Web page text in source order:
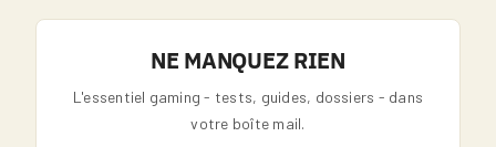
NE MANQUEZ RIEN
L'essentiel gaming - tests, guides, dossiers - dans
votre boîte mail.